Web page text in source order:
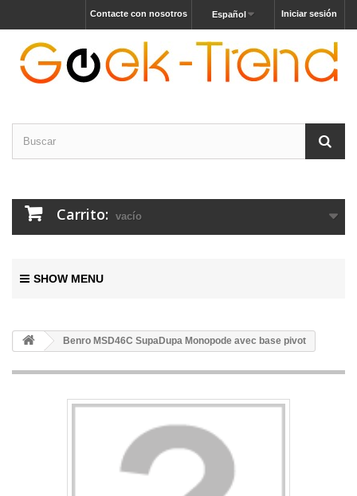
Iniciar sesión
Español
Contacte con nosotros
Carrito: vacío
SHOW MENU
Benro MSD46C SupaDupa Monopode avec base pivot